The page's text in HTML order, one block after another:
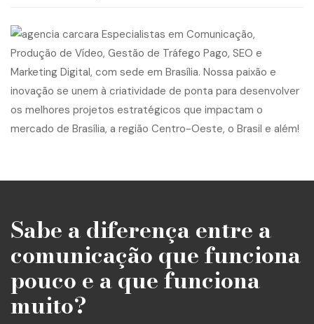
Sabe a diferença entre a
comunicação que funciona
pouco e a que funciona
muito?